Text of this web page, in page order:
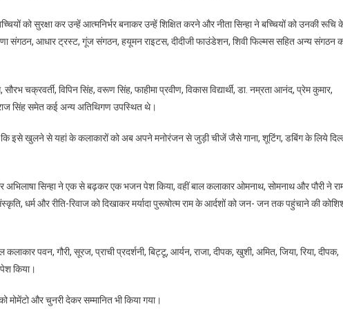
को सुरक्षा कर उन्हें आत्मनिर्भर बनाकर उन्हें शिक्षित करने और नीता सिन्हा ने बच्चियों को उनकी रूचि
संगठन, आधार ट्रस्ट, गूंज संगठन, हयूमन राइटस, दीदीजी फाउंडेशन, शिवी फिल्मस सहित अन्य संगठन
चक्रवर्ती, विपिन सिंह, वरूण सिंह, फाहीमा प्रवीण, विकास विद्यार्थी, डा. नम्रता आनंद, प्रेम कुमार,
सिंह समेत कई अन्य अतिथिगण उपस्थित थे।
कि इसे खुलने से यहां के कलाकारों को अब अपने मनोरंजन से जुड़ी चीजें जैसे गाना, शूटिंग, डबिंग के लिये
सिन्हा ने एक से बढ़कर एक भजन पेश किया, वहीं बाल कलाकार ओमनाथ, सोमनाथ और पौरी ने
धर्म और रीति-रिवाज को दिखाकर मर्यादा पुरूषोत्म राम के आर्दशों को जन- जन तक पहुंचाने की
पवन, गौरी, सूरज, प्राची प्रदर्शनी, बिट्टू, आर्यन, राजा, दीपक, खुशी, अमित, जिया, रिया, दीपक,
किया।
और चुनरी देकर सम्मानित भी किया गया।